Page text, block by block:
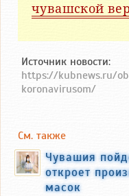
чувашской
Источник новости:
https://kubnews.ru/
koronavirusom/
См. также
Чувашия
откроет
масок